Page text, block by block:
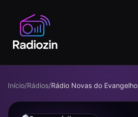
Início/Rádios/Rádio Novas do Evangelho